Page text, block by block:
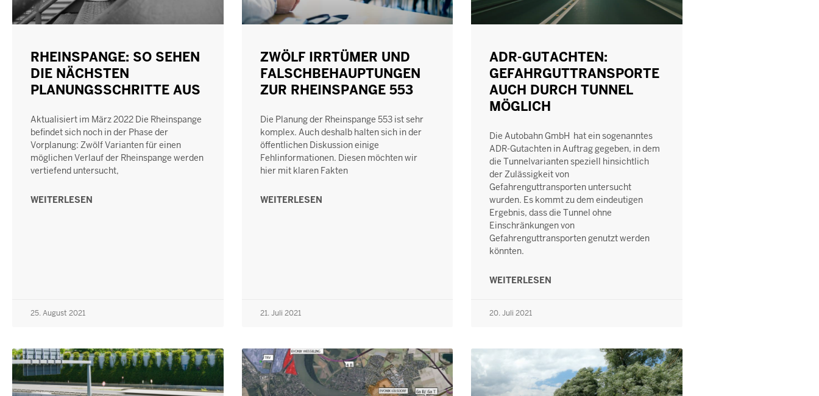
RHEINSPANGE: SO SEHEN
DIE NÄCHSTEN
PLANUNGSSCHRITTE AUS
Aktualisiert im März 2022 Die Rheinspange
befindet sich noch in der Phase der
Vorplanung: Zwölf Varianten für einen
möglichen Verlauf der Rheinspange werden
vertiefend untersucht,
WEITERLESEN
25. August 2021
ZWÖLF IRRTÜMER UND
FALSCHBEHAUPTUNGEN
ZUR RHEINSPANGE 553
Die Planung der Rheinspange 553 ist sehr
komplex. Auch deshalb halten sich in der
öffentlichen Diskussion einige
Fehlinformationen. Diesen möchten wir
hier mit klaren Fakten
WEITERLESEN
21. Juli 2021
ADR-GUTACHTEN:
GEFAHRGUTTRANSPORTE
AUCH DURCH TUNNEL
MÖGLICH
Die Autobahn GmbH hat ein sogenanntes
ADR-Gutachten in Auftrag gegeben, in dem
die Tunnelvarianten speziell hinsichtlich
der Zulässigkeit von
Gefahrenguttransporten untersucht
wurden. Es kommt zu dem eindeutigen
Ergebnis, dass die Tunnel ohne
Einschränkungen von
Gefahrenguttransporten genutzt werden
könnten.
WEITERLESEN
20. Juli 2021